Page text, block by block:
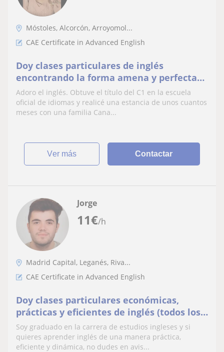
Móstoles, Alcorcón, Arroyomol...
CAE Certificate in Advanced English
Doy clases particulares de inglés
encontrando la forma amena y perfecta
de que se entretengan aprendiendo un
nuevo idioma
Adoro el inglés. Obtuve el título del C1 en la escuela
oficial de idiomas y realicé una estancia de unos cuantos
meses con una familia Cana...
ver más Contactar
11€/h
Jorge
Madrid Capital, Leganés, Riva...
CAE Certificate in Advanced English
Doy clases particulares económicas,
prácticas y eficientes de inglés (todos los
niveles), el precio es negociable
Soy graduado en la carrera de estudios ingleses y si
quieres aprender inglés de una manera práctica,
eficiente y dinámica, no dudes en avis...